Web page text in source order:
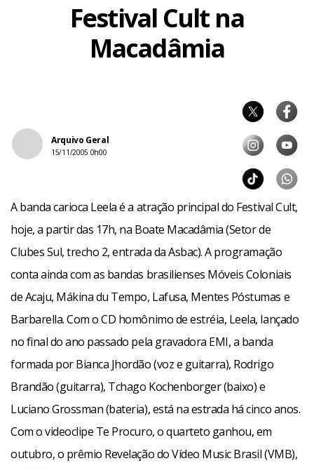
Festival Cult na
Macadâmia
Arquivo Geral
15/11/2005 0h00
A banda carioca Leela é a atração principal do Festival Cult,
hoje, a partir das 17h, na Boate Macadâmia (Setor de
Clubes Sul, trecho 2, entrada da Asbac). A programação
conta ainda com as bandas brasilienses Móveis Coloniais
de Acaju, Mákina du Tempo, Lafusa, Mentes Póstumas e
Barbarella. Com o CD homônimo de estréia, Leela, lançado
no final do ano passado pela gravadora EMI, a banda
formada por Bianca Jhordão (voz e guitarra), Rodrigo
Brandão (guitarra), Tchago Kochenborger (baixo) e
Luciano Grossman (bateria), está na estrada há cinco anos.
Com o videoclipe Te Procuro, o quarteto ganhou, em
outubro, o prêmio Revelação do Vídeo Music Brasil (VMB),